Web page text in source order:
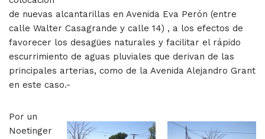
de nuevas alcantarillas en Avenida Eva Perón (entre
calle Walter Casagrande y calle 14) , a los efectos de
favorecer los desagües naturales y facilitar el rápido
escurrimiento de aguas pluviales que derivan de las
principales arterias, como de la Avenida Alejandro Grant
en este caso.-
Por un
Noetinger